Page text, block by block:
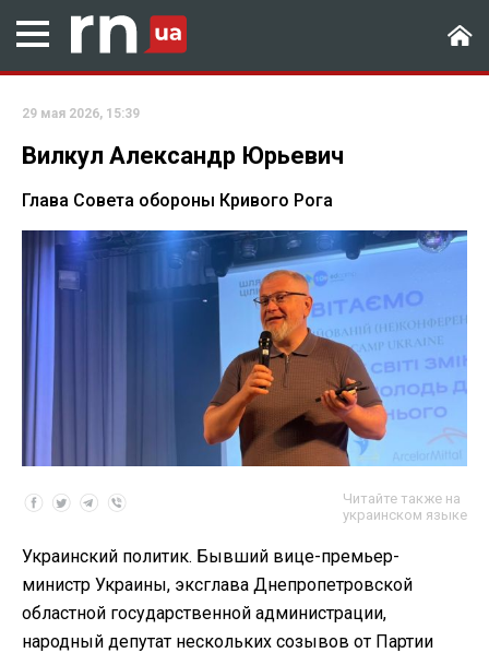
29 мая 2026, 15:39
Вилкул Александр Юрьевич
Глава Совета обороны Кривого Рога
Читайте также на
украинском языке
Украинский политик. Бывший вице-премьер-
министр Украины, эксглава Днепропетровской
областной государственной администрации,
народный депутат нескольких созывов от Партии